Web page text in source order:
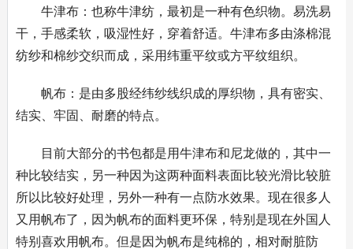
牛津布：也称牛津纺，最初是一种有色织物。易洗易
干，手感柔软，吸湿性好，穿着舒适。牛津布多由涤棉混
纺纱和棉纱交织而成，采用纬重平纹或方平纹组织。
帆布：是由多股经纬纱线织成的厚织物，具有密实、
结实、牢固、耐磨的特点。
目前大部分的书包都是用牛津布和尼龙做的，其中一
种比较结实，另一种因为这两种面料表面比较光滑比较脏
所以比较好处理，另外一种有一点防水效果。现在很多人
又用帆布了，因为帆布的面料更环保，特别是现在外国人
特别喜欢用帆布。但是因为帆布是纯棉的，相对耐脏防